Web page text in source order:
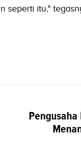
seperti itu,"